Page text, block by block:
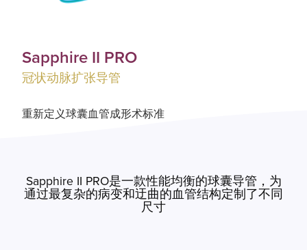
Sapphire II PRO
冠状动脉扩张导管
重新定义球囊血管成形术标准
Sapphire II PRO是一款性能均衡的球囊导管，为
通过最复杂的病变和迂曲的血管结构定制了不同
尺寸